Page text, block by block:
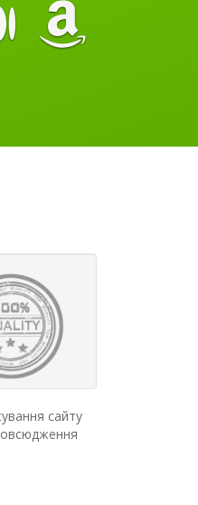
сайту